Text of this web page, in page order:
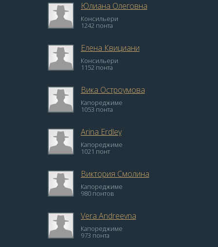
Юлиана Олеговна
Консильери
1242 понта
Елена Квициани
Консильери
1152 понта
Вика Остроумова
Капореджиме
1053 понта
Arina Erdley
Капореджиме
1021 понт
Виктория Смолина
Капореджиме
980 понтов
Vera Andreevna
Капореджиме
973 понта